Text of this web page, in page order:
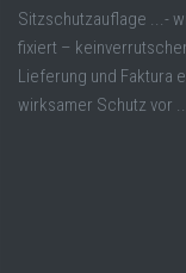
Sitzschutzauflage ...-
fixiert –
Lieferung und Faktura
wirksamer Schutz vor ...